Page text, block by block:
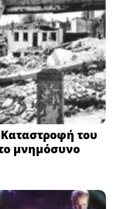
του
μνημόσυνο